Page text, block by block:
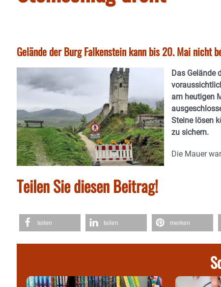
Gelände der Burg Falkenstein kann bis 20. Mai nicht
Das Gelände
am heutigen
Steine lösen
zu sichern.
Die Mauer
Teilen Sie diesen Beitrag!
teilen teilen merken